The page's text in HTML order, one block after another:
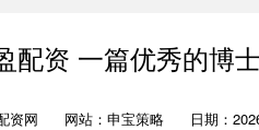
配资 一篇优秀的博
资网 网站：申宝策略 日期：